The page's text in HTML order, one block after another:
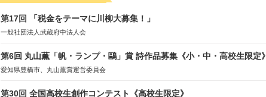
第17回 「税金をテーマに川柳大募集！」
一般社団法人武蔵府中法人会
第6回 丸山薫「帆・ランプ・鷗」賞 詩作品募集《小・中・高校生限定》
愛知県豊橋市、丸山薫賞運営委員会
第30回 全国高校生創作コンテスト《高校生限定》